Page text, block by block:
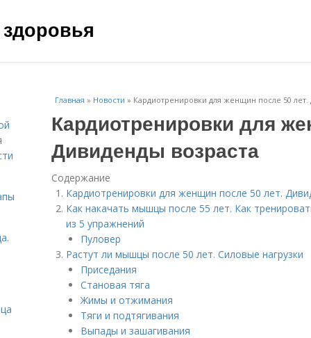
Главная » Новости » Кардиотренировки для женщин после 50 лет.
Кардиотренировки для
Дивиденды возраста
Содержание
Кардиотренировки для женщин после 50 лет.
Как накачать мышцы после 55 лет. Как
из 5 упражнений
Пуловер
Растут ли мышцы после 50 лет. Силовые нагрузки
Приседания
Становая тяга
Жимы и отжимания
Тяги и подтягивания
Выпады и зашагивания